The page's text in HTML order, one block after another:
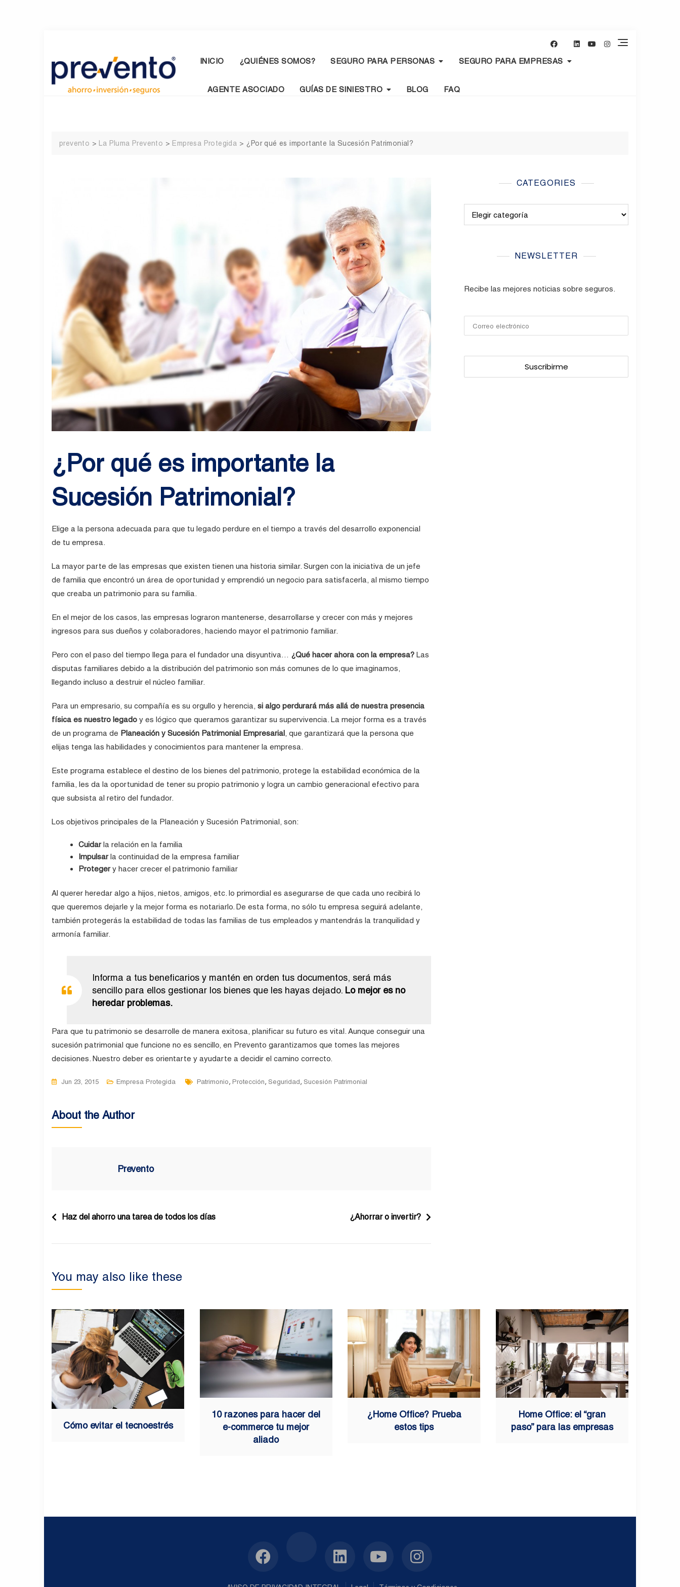
content
INICIO ¿QUIÉNES SOMOS? SEGURO PARA PERSONAS SEGURO PARA EMPRESAS
AGENTE ASOCIADO GUÍAS DE SINIESTRO BLOG FAQ
prevento > La Pluma Prevento > Empresa Protegida > ¿Por qué es importante la Sucesión Patrimonial?
¿Por qué es importante la
Sucesión Patrimonial?
Elige a la persona adecuada para que tu legado perdure en el tiempo a través del desarrollo exponencial
de tu empresa.
La mayor parte de las empresas que existen tienen una historia similar. Surgen con la iniciativa de un jefe
de familia que encontró un área de oportunidad y emprendió un negocio para satisfacerla, al mismo tiempo
que creaba un patrimonio para su familia.
En el mejor de los casos, las empresas lograron mantenerse, desarrollarse y crecer con más y mejores
ingresos para sus dueños y colaboradores, haciendo mayor el patrimonio familiar.
Pero con el paso del tiempo llega para el fundador una disyuntiva… ¿Qué hacer ahora con la empresa? Las
disputas familiares debido a la distribución del patrimonio son más comunes de lo que imaginamos,
llegando incluso a destruir el núcleo familiar.
Para un empresario, su compañía es su orgullo y herencia, si algo perdurará más allá de nuestra presencia
física es nuestro legado y es lógico que queramos garantizar su supervivencia. La mejor forma es a través
de un programa de Planeación y Sucesión Patrimonial Empresarial, que garantizará que la persona que
elijas tenga las habilidades y conocimientos para mantener la empresa.
Este programa establece el destino de los bienes del patrimonio, protege la estabilidad económica de la
familia, les da la oportunidad de tener su propio patrimonio y logra un cambio generacional efectivo para
que subsista al retiro del fundador.
Los objetivos principales de la Planeación y Sucesión Patrimonial, son:
Cuidarla relación en la familia
Impulsarla continuidad de la empresa familiar
Protegery hacer crecer el patrimonio familiar
Al querer heredar algo a hijos, nietos, amigos, etc. lo primordial es asegurarse de que cada uno recibirá lo
que queremos dejarle y la mejor forma es notariarlo. De esta forma, no sólo tu empresa seguirá adelante,
también protegerás la estabilidad de todas las familias de tus empleados y mantendrás la tranquilidad y
armonía familiar.
Informa a tus beneficarios y mantén en orden tus documentos, será más
sencillo para ellos gestionar los bienes que les hayas dejado. Lo mejor es no
heredar problemas.
Para que tu patrimonio se desarrolle de manera exitosa, planificar su futuro es vital. Aunque conseguir una
sucesión patrimonial que funcione no es sencillo, en Prevento garantizamos que tomes las mejores
decisiones. Nuestro deber es orientarte y ayudarte a decidir el camino correcto.
Jun 23, 2015 Empresa Protegida Tags
Patrimonio, Protección, Seguridad, Sucesión Patrimonial
About the Author
Prevento
Navegación
Haz del ahorro una tarea de todos los días ¿Ahorrar o invertir?
CATEGORIES
NEWSLETTER
Recibe las mejores noticias sobre seguros.
You may also like these
Cómo evitar el tecnoestrés
10 razones para hacer del
e-commerce tu mejor
aliado
¿Home Office? Prueba
estos tips
Home Office: el “gran
paso” para las empresas